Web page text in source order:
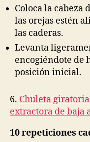
Coloca la cabeza
las orejas estén
las caderas.
Levanta
encogiéndote de
posición inicial.
6. Chuleta
extractora de baja
10 repeticiones